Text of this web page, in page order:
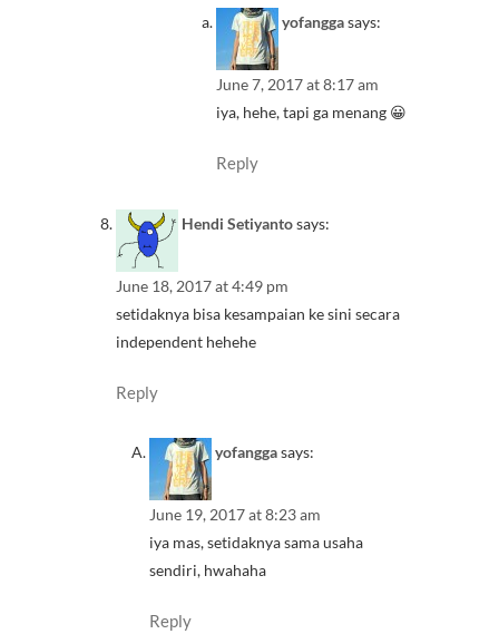
yofanggasays:
June 7, 2017 at 8:17 am
iya, hehe, tapi ga menang 😀
Reply
Hendi Setiyantosays:
June 18, 2017 at 4:49 pm
setidaknya bisa kesampaian ke sini secara
independent hehehe
Reply
yofanggasays:
June 19, 2017 at 8:23 am
iya mas, setidaknya sama usaha
sendiri, hwahaha
Reply